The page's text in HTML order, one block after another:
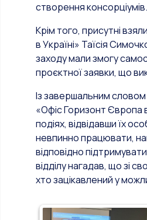
створення консорціумів.
Крім того, присутні
в Україні» Таїсія
заходу мали змогу
проєктної заявки, що
Із завершальним словом
«Офіс Горизонт Європа
подіях, відвідавши їх
невпинно працювати,
відповідно
відділу нагадав, що зі
хто зацікавлений у